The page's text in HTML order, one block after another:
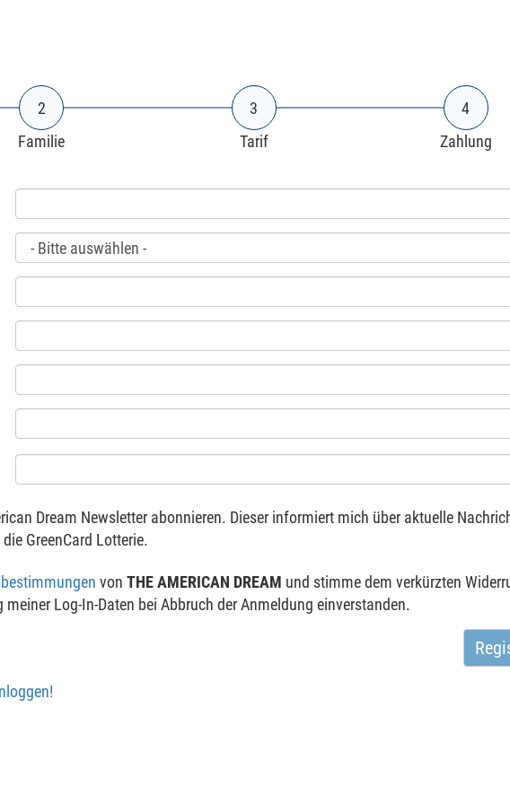
2
Familie
3
Tarif
4
Zahlung
Dream Newsletter abonnieren. Dieser informiert mich über aktuelle
GreenCard Lotterie.
von THE AMERICAN DREAM und stimme dem verkürzten
Log-In-Daten bei Abbruch der Anmeldung einverstanden.